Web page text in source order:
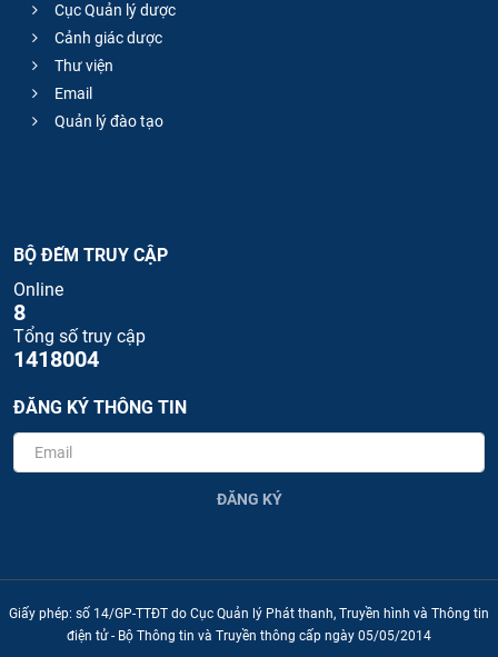
Cục Quản lý dược
Cảnh giác dược
Thư viện
Email
Quản lý đào tạo
BỘ ĐẾM TRUY CẬP
Online
8
Tổng số truy cập
1418004
ĐĂNG KÝ THÔNG TIN
ĐĂNG KÝ
Giấy phép: số 14/GP-TTĐT do Cục Quản lý Phát thanh, Truyền hình và Thông tin
điện tử - Bộ Thông tin và Truyền thông cấp ngày 05/05/2014